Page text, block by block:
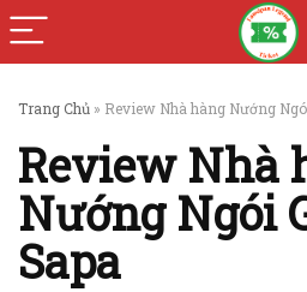
Trang Chủ » Review Nhà hàng Nướng
Review Nhà
Nướng Ngói
Sapa